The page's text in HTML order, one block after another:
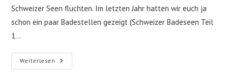
Schweizer Seen flüchten. Im letzten Jahr hatten wir euch ja
schon ein paar Badestellen gezeigt (Schweizer Badeseen Teil
1…
Weiterlesen Badeplätze
Für